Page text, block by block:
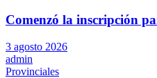
Comenzó la inscripción
3 agosto 2026
admin
Provinciales